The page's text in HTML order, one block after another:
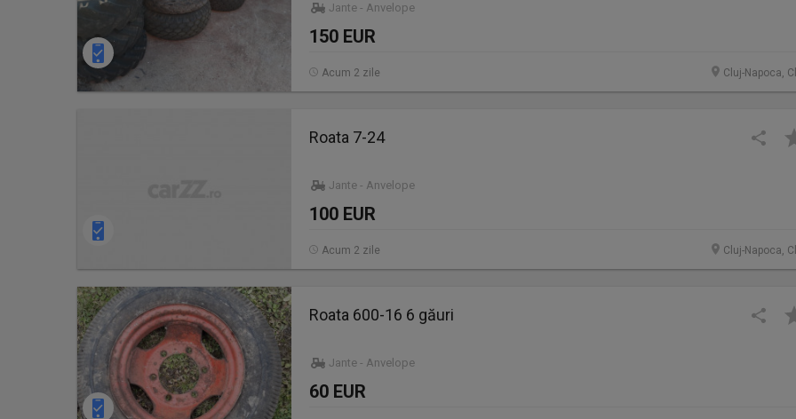
Jante - Anvelope
150 EUR
Cluj-Napoca,
Acum 2 zile
Roata 7-24
Jante - Anvelope
100 EUR
Cluj-Napoca,
Acum 2 zile
Roata 600-16 6 găuri
Jante - Anvelope
60 EUR